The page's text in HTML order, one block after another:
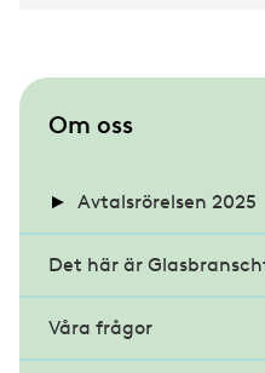
m
n
Om oss
Avtalsrörelsen 2025
Kollektivavtalen
Hur går en
Nyheter
Det här är
Våra frågor